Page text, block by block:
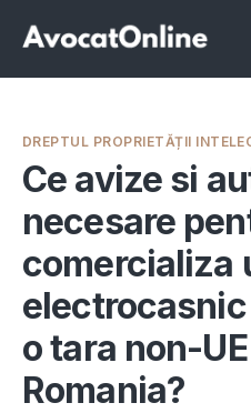
Înscrie-te ca avocat
Servicii
Despre noi
Programeaza
Intrebari
DREPTUL PROPRIETĂȚII
Ce avize si
necesare
comercializa
o tara non-
Romania?